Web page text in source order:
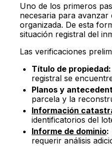
Uno de los primeros
necesaria para
organizada. De esta
situación registral del
Las verificaciones
Título de propiedad:
registral se
Planos y
parcela y la
Información
identificatorios del
Informe de dominio:
requerir análisis